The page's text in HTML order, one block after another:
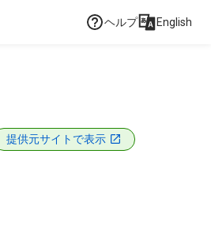
ヘルプ English
提供元サイトで表示